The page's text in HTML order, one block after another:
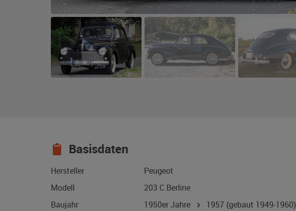
Basisdaten
Hersteller
Peugeot
Modell
203 C Berline
Baujahr
1950er Jahre 1957 (gebaut 1949-1960)